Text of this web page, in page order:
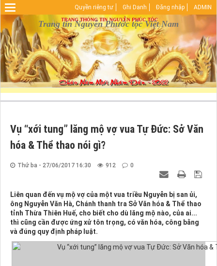
Warning: Undefined array key "HTTP_REFERER" in
D:\vhosts\nguyenphuoctoc.info\httpdocs\index.phpon line 29
Trang tin Nguyễn Phước tộc Việt Nam
Quyền riêng tư Ghi Danh Đăng nhập ADMIN
Vụ “xới tung” lăng mộ vợ vua Tự Đức: Sở Văn
hóa & Thể thao nói gì?
Thứ ba - 27/06/2017 16:30 912 0
Liên quan đến vụ mộ vợ của một vua triều Nguyễn bị san ủi,
ông Nguyễn Văn Hà, Chánh thanh tra Sở Văn hóa & Thể thao
tỉnh Thừa Thiên Huế, cho biết cho dù lăng mộ nào, của ai...
thì cũng cần được ứng xử tôn trọng, có văn hóa, công bằng
và đúng quy định pháp luật.